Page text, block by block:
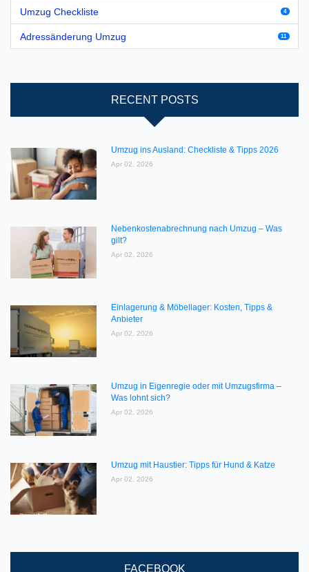
Umzug Checkliste 4
Adressänderung Umzug 11
RECENT POSTS
Umzug ins Ausland: Checkliste & Tipps 2026
Apr 02, 2026
Nebenkostenabrechnung nach Umzug – Was
gilt?
Apr 02, 2026
Einlagerung & Möbellager: Kosten, Tipps &
Anbieter
Apr 02, 2026
Umzug in Eigenregie oder mit Umzugsfirma –
Was lohnt sich?
Apr 02, 2026
Umzug mit Haustier: Tipps für Hund & Katze
Apr 02, 2026
FACEBOOK